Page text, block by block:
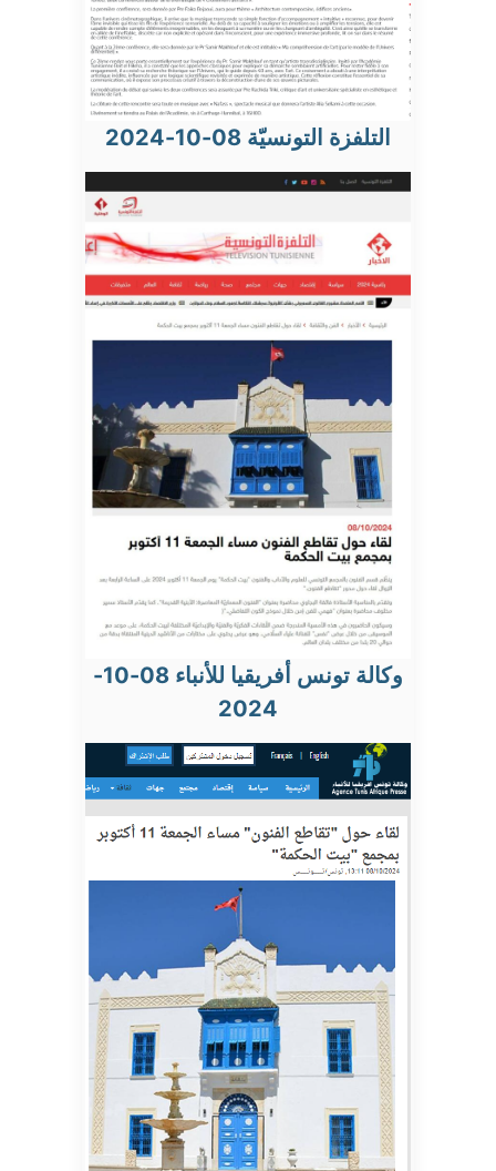
التلفزة التونسيّة 08-10-2024
وكالة تونس أفريقيا للأنباء 08-10-
2024